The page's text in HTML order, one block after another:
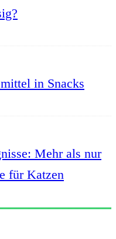
in Snacks
Mehr als nur
für Katzen